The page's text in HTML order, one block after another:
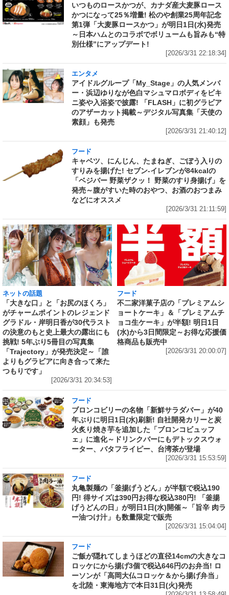
いつものロースかつが、カナダ産大麦豚ロース
かつになって25％増量! 松のや創業25周年記念
第1弾「大麦豚ロースかつ」が明日1日(水)発売
～日本ハムとのコラボでボリュームも旨みも“特
別仕様”にアップデート!
[2026/3/31 22:18:34]
エンタメ
アイドルグループ「My_Stage」の人気メンバ
ー・浜辺ゆりなが色白マシュマロボディをビキ
ニ姿や入浴姿で披露! 「FLASH」に初グラビア
のアザーカット掲載～デジタル写真集「天使の
素顔」も発売
[2026/3/31 21:40:12]
フード
キャベツ、にんじん、たまねぎ、ごぼう入りの
すりみを揚げた! セブン‐イレブンが84kcalの
「ベジバー 野菜ザクッ！ 野菜のすり身揚げ」を
発売～腹がすいた時のおやつ、お酒のおつまみ
などにオススメ
[2026/3/31 21:11:59]
ネットの話題
「大きな口」と「お尻のほくろ」
がチャームポイントのレジェンド
グラドル・岸明日香が30代ラスト
の決意のもと史上最大の露出にも
挑戦! 5年ぶり5冊目の写真集
「Trajectory」が発売決定～「誰
よりもグラビアに向き合って来た
つもりです」
[2026/3/31 20:34:53]
フード
不二家洋菓子店の「プレミアムシ
ョートケーキ」＆「プレミアムチ
ョコ生ケーキ」が半額! 明日1日
(水)から3日間限定～お得な応援価
格商品も販売中
[2026/3/31 20:00:07]
フード
ブロンコビリーの名物「新鮮サラダバー」が40
年ぶりに明日1日(水)刷新! 自社開発カリーと炭
火炙り焼き芋を追加した「ブロンコビュッフ
ェ」に進化～ドリンクバーにもデトックスウォ
ーター、バタフライピー、台湾茶が登場
[2026/3/31 15:53:59]
フード
丸亀製麺の「釜揚げうどん」が半額で税込190
円! 得サイズは390円お得な税込380円! 「釜揚
げうどんの日」が明日1日(水)開催～「旨辛 肉ラ
ー油つけ汁」も数量限定で販売
[2026/3/31 15:04:04]
フード
ご飯が隠れてしまうほどの直径14cmの大きなコ
ロッケにから揚げ3個で税込646円のお弁当! ロ
ーソンが「高岡大仏コロッケ＆から揚げ弁当」
を北陸・東海地方で本日31日(火)発売